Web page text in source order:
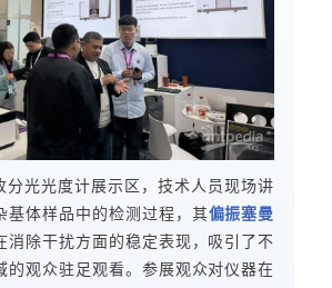
分光光度计展示区，技术人员现场讲
基体样品中的检测过程，其偏振塞曼
消除干扰方面的稳定表现，吸引了不
的观众驻足观看。参展观众对仪器在